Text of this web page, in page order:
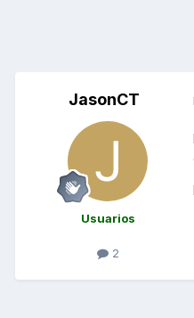
JasonCT
Usuarios
2